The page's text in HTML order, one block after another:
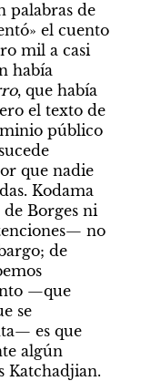
palabras de
el cuento
mil a casi
había
, que había
el texto de
público
que nadie
Kodama
Borges ni
no
de
—que
se
es que
algún
Katchadjian.